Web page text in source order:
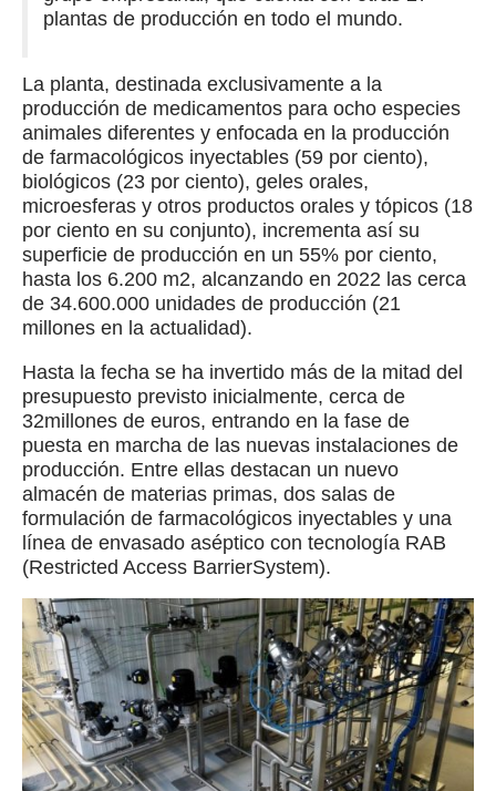
plantas de producción en todo el mundo.
La planta, destinada exclusivamente a la
producción de medicamentos para ocho especies
animales diferentes y enfocada en la producción
de farmacológicos inyectables (59 por ciento),
biológicos (23 por ciento), geles orales,
microesferas y otros productos orales y tópicos (18
por ciento en su conjunto), incrementa así su
superficie de producción en un 55% por ciento,
hasta los 6.200 m2, alcanzando en 2022 las cerca
de 34.600.000 unidades de producción (21
millones en la actualidad).
Hasta la fecha se ha invertido más de la mitad del
presupuesto previsto inicialmente, cerca de
32millones de euros, entrando en la fase de
puesta en marcha de las nuevas instalaciones de
producción. Entre ellas destacan un nuevo
almacén de materias primas, dos salas de
formulación de farmacológicos inyectables y una
línea de envasado aséptico con tecnología RAB
(Restricted Access BarrierSystem).